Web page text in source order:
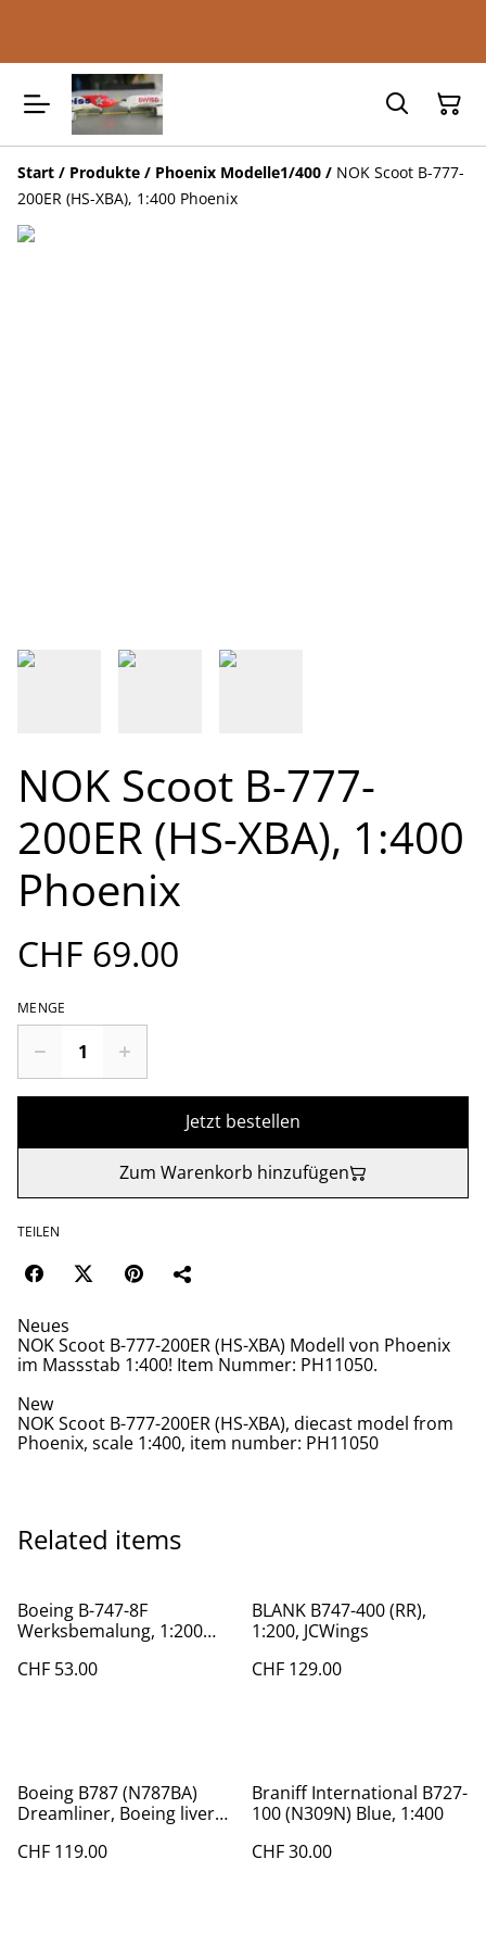
Start / Produkte / Phoenix Modelle1/400 / NOK Scoot B-777-
200ER (HS-XBA), 1:400 Phoenix
NOK Scoot B-777-
200ER (HS-XBA), 1:400
Phoenix
CHF 69.00
MENGE
Jetzt bestellen
Zum Warenkorb hinzufügen
TEILEN
Neues
NOK Scoot B-777-200ER (HS-XBA) Modell von Phoenix
im Massstab 1:400! Item Nummer: PH11050.
New
NOK Scoot B-777-200ER (HS-XBA), diecast model from
Phoenix, scale 1:400, item number: PH11050
Related items
Boeing B-747-8F
Werksbemalung, 1:200
CHF 53.00
BLANK B747-400 (RR),
1:200, JCWings
CHF 129.00
Boeing B787 (N787BA)
Dreamliner, Boeing livery,
CHF 119.00
Braniff International B727-
100 (N309N) Blue, 1:400
CHF 30.00